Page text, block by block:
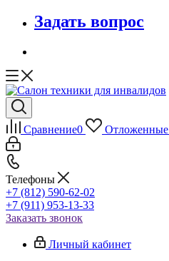
Задать вопрос
Сравнение0 Отложенные
Телефоны
+7 (812) 590-62-02
+7 (911) 953-13-33
Заказать звонок
Личный кабинет